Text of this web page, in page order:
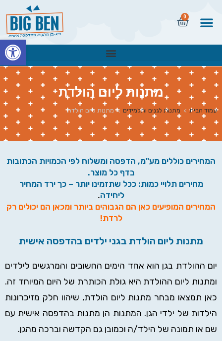
0
מתנות ליום הולדת
עמוד הבית > מתנות לגנים ותלמידים > מתנות ליום הולדת
המחירים כוללים מע"מ, הדפסה ומשלוח לפי הכמויות הכתובות
בדף כל מוצר.
מחירים תלויי כמות: ככל שתזמינו יותר – כך ירד המחיר
ליחידה.
המחירים המופיעים כאן הם הגבוהים ביותר ומכאן הם יכולים רק
לרדת!
מתנות ליום הולדת בגני ילדים בהדפסה אישית
יום ההולדת בגן הוא אחד הימים החשובים והמרגשים לילדים
ומתנות ליום ההולדת היא גולת הכותרת של היום המיוחד זה.
כאן תמצאו מבחר מתנות ליום הולדת, שיהוו חלק מזיכרונות
הילדות של ילדי הגן. המתנות הן מתנות בהדפסה אישית עם
שם או תמונה של הילד/ה וכמובן גם הקדשה וברכה מהגן.